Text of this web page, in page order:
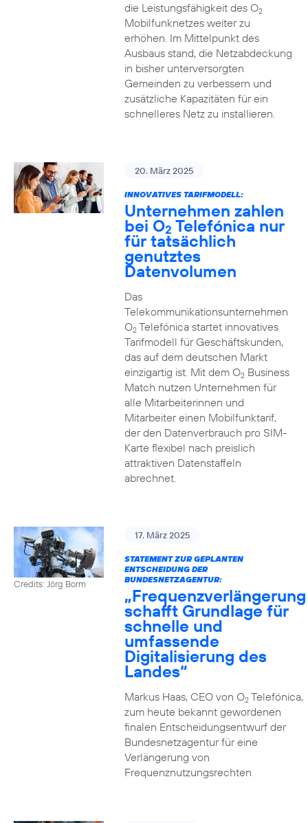
die Leistungsfähigkeit des O2
Mobilfunknetzes weiter zu
erhöhen. Im Mittelpunkt des
Ausbaus stand, die Netzabdeckung
in bisher unterversorgten
Gemeinden zu verbessern und
zusätzliche Kapazitäten für ein
schnelleres Netz zu installieren.
20. März 2025
INNOVATIVES TARIFMODELL:
Unternehmen zahlen
bei O2 Telefónica nur
für tatsächlich
genutztes
Datenvolumen
Das
Telekommunikationsunternehmen
O2Telefónica startet innovatives
Tarifmodell für Geschäftskunden,
das auf dem deutschen Markt
einzigartig ist. Mit dem O2Business
Match nutzen Unternehmen für
alle Mitarbeiterinnen und
Mitarbeiter einen Mobilfunktarif,
der den Datenverbrauch pro SIM-
Karte flexibel nach preislich
attraktiven Datenstaffeln
abrechnet.
Credits: Jörg Borm
17. März 2025
STATEMENT ZUR GEPLANTEN
ENTSCHEIDUNG DER
BUNDESNETZAGENTUR:
„Frequenzverlängerung
schafft Grundlage für
schnelle und
umfassende
Digitalisierung des
Landes“
Markus Haas, CEO von O2Telefónica,
zum heute bekannt gewordenen
finalen Entscheidungsentwurf der
Bundesnetzagentur für eine
Verlängerung von
Frequenznutzungsrechten